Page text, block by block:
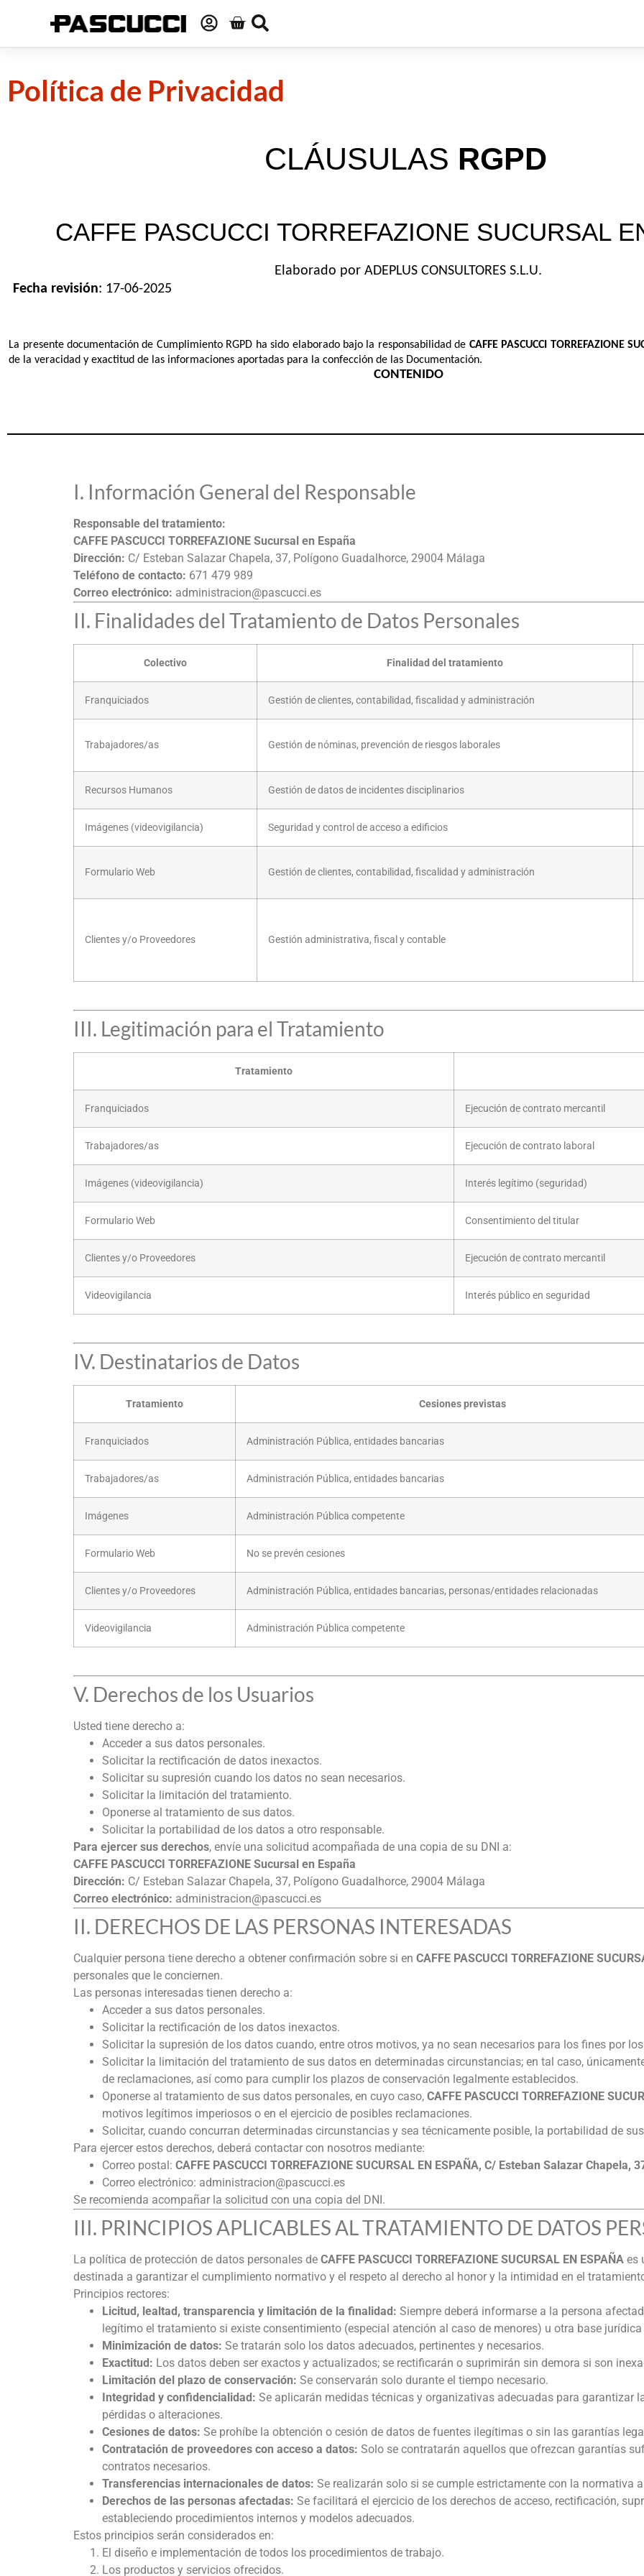
Política de Privacidad
CLÁUSULAS RGPD
CAFFE PASCUCCI TORREFAZIONE SUCURSAL
Elaborado por ADEPLUS CONSULTORES S.L.U.
Fecha revisión: 17-06-2025
La presente documentación de Cumplimiento RGPD ha sido elaborado bajo la responsabilidad de CAFFE PASCUCCI TORREFAZIONE
de la veracidad y exactitud de las informaciones aportadas para la confección de las Documentación.
CONTENIDO
I. Información General del Responsable
Responsable del tratamiento:
CAFFE PASCUCCI TORREFAZIONE Sucursal en España
Dirección: C/ Esteban Salazar Chapela, 37, Polígono Guadalhorce, 29004 Málaga
Teléfono de contacto: 671 479 989
Correo electrónico: administracion@pascucci.es
II. Finalidades del Tratamiento de Datos Personales
Colectivo Finalidad del tratamiento
Franquiciados Gestión de clientes, contabilidad, fiscalidad y administración
Trabajadores/as Gestión de nóminas, prevención de riesgos laborales
Recursos Humanos Gestión de datos de incidentes disciplinarios
Imágenes (videovigilancia) Seguridad y control de acceso a edificios
Formulario Web Gestión de clientes, contabilidad, fiscalidad y administración
Clientes y/o Proveedores Gestión administrativa, fiscal y contable
III. Legitimación para el Tratamiento
Tratamiento
Franquiciados Ejecución de contrato mercantil
Trabajadores/as Ejecución de contrato laboral
Imágenes (videovigilancia) Interés legítimo (seguridad)
Formulario Web Consentimiento del titular
Clientes y/o Proveedores Ejecución de contrato mercantil
Videovigilancia Interés público en seguridad
IV. Destinatarios de Datos
Tratamiento Cesiones previstas
Franquiciados Administración Pública, entidades bancarias
Trabajadores/as Administración Pública, entidades bancarias
Imágenes Administración Pública competente
Formulario Web No se prevén cesiones
Clientes y/o Proveedores Administración Pública, entidades bancarias, personas/entidades relacionadas
Videovigilancia Administración Pública competente
V. Derechos de los Usuarios
Usted tiene derecho a:
Acceder a sus datos personales.
Solicitar la rectificación de datos inexactos.
Solicitar su supresión cuando los datos no sean necesarios.
Solicitar la limitación del tratamiento.
Oponerse al tratamiento de sus datos.
Solicitar la portabilidad de los datos a otro responsable.
Para ejercer sus derechos, envíe una solicitud acompañada de una copia de su DNI a:
CAFFE PASCUCCI TORREFAZIONE Sucursal en España
Dirección: C/ Esteban Salazar Chapela, 37, Polígono Guadalhorce, 29004 Málaga
Correo electrónico: administracion@pascucci.es
II. DERECHOS DE LAS PERSONAS INTERESADAS
Cualquier persona tiene derecho a obtener confirmación sobre si en CAFFE PASCUCCI TORREFAZIONE
personales que le conciernen.
Las personas interesadas tienen derecho a:
Acceder a sus datos personales.
Solicitar la rectificación de los datos inexactos.
Solicitar la supresión de los datos cuando, entre otros motivos, ya no sean necesarios para los fines por
Solicitar la limitación del tratamiento de sus datos en determinadas circunstancias; en tal caso,
de reclamaciones, así como para cumplir los plazos de conservación legalmente establecidos.
Oponerse al tratamiento de sus datos personales, en cuyo caso, CAFFE PASCUCCI TORREFAZIONE
motivos legítimos imperiosos o en el ejercicio de posibles reclamaciones.
Solicitar, cuando concurran determinadas circunstancias y sea técnicamente posible, la portabilidad de
Para ejercer estos derechos, deberá contactar con nosotros mediante:
Correo postal: CAFFE PASCUCCI TORREFAZIONE SUCURSAL EN ESPAÑA, C/ Esteban Salazar
Correo electrónico: administracion@pascucci.es
Se recomienda acompañar la solicitud con una copia del DNI.
III. PRINCIPIOS APLICABLES AL TRATAMIENTO DE DATOS
La política de protección de datos personales de CAFFE PASCUCCI TORREFAZIONE SUCURSAL EN ESPAÑA es
destinada a garantizar el cumplimiento normativo y el respeto al derecho al honor y la intimidad en el
Principios rectores:
Licitud, lealtad, transparencia y limitación de la finalidad: Siempre deberá informarse a la persona
legítimo el tratamiento si existe consentimiento (especial atención al caso de menores) u otra base
Minimización de datos: Se tratarán solo los datos adecuados, pertinentes y necesarios.
Exactitud: Los datos deben ser exactos y actualizados; se rectificarán o suprimirán sin demora si son
Limitación del plazo de conservación: Se conservarán solo durante el tiempo necesario.
Integridad y confidencialidad: Se aplicarán medidas técnicas y organizativas adecuadas para garantizar
pérdidas o alteraciones.
Cesiones de datos: Se prohíbe la obtención o cesión de datos de fuentes ilegítimas o sin las garantías
Contratación de proveedores con acceso a datos: Solo se contratarán aquellos que ofrezcan garantías
contratos necesarios.
Transferencias internacionales de datos: Se realizarán solo si se cumple estrictamente con la normativa
Derechos de las personas afectadas: Se facilitará el ejercicio de los derechos de acceso, rectificación,
estableciendo procedimientos internos y modelos adecuados.
Estos principios serán considerados en:
El diseño e implementación de todos los procedimientos de trabajo.
Los productos y servicios ofrecidos.